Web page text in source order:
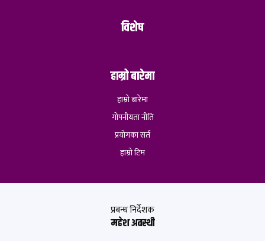
विशेष
हाम्रो बारेमा
हाम्रो बारेमा
गोपनीयता नीति
प्रयोगका सर्त
हाम्रो टिम
प्रबन्ध निर्देशक
महेश अवस्थी